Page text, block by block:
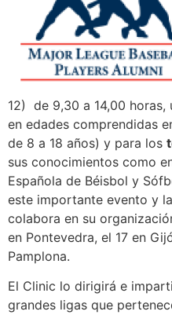
12) de 9,30 a 14,00 horas,
en edades comprendidas
de 8 a 18 años) y para los
sus conocimientos como
Española de Béisbol y
este importante evento y
colabora en su
en Pontevedra, el 17 en
Pamplona.
El Clinic lo dirigirá e
grandes ligas que